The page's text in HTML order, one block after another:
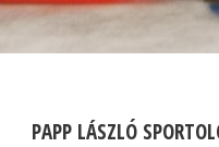
PAPP LÁSZLÓ